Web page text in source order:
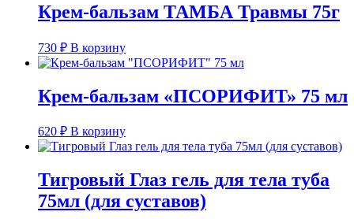
Крем-бальзам ТАМБА Травмы 75г
730 ₽ В корзину
Крем-бальзам «ПСОРИФИТ» 75 мл
620 ₽ В корзину
Тигровый Глаз гель для тела туба
75мл (для суставов)